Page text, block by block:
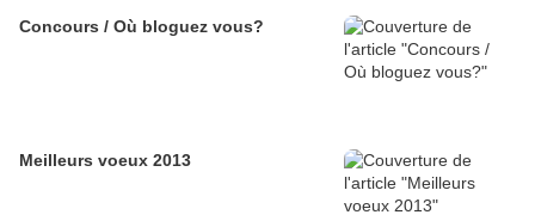
Concours / Où bloguez vous?
Meilleurs voeux 2013